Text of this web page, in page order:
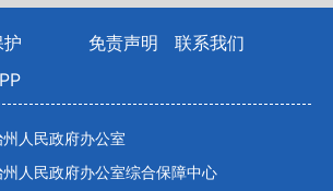
免责声明
联系我们
人民政府办公室
人民政府办公室综合保障中心